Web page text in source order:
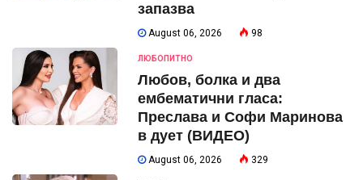
запазва
August 06, 2026 98
ЛЮБОПИТНО
Любов, болка и два
ембематични гласа:
Преслава и Софи Маринова
в дует (ВИДЕО)
August 06, 2026 329